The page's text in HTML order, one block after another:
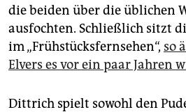
die beiden über die üblichen
ausfochten. Schließlich sitzt
im „Frühstücksfernsehen“, so
Elvers es vor ein paar Jahren
Dittrich spielt sowohl den